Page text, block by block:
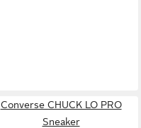
Converse CHUCK LO PRO
Sneaker